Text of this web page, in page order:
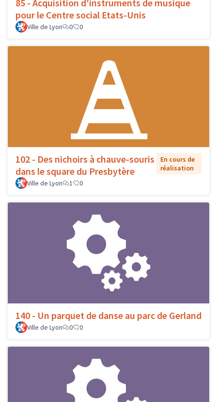
85 - Acquisition d'instruments de musique
pour le Centre social Etats-Unis
Ville de Lyon 0 0
102 - Des nichoirs à chauve-souris
dans le square du Presbytère
En cours de
réalisation
Ville de Lyon
1 0
140 - Un parquet de danse au parc de Gerland
Ville de Lyon 0 0